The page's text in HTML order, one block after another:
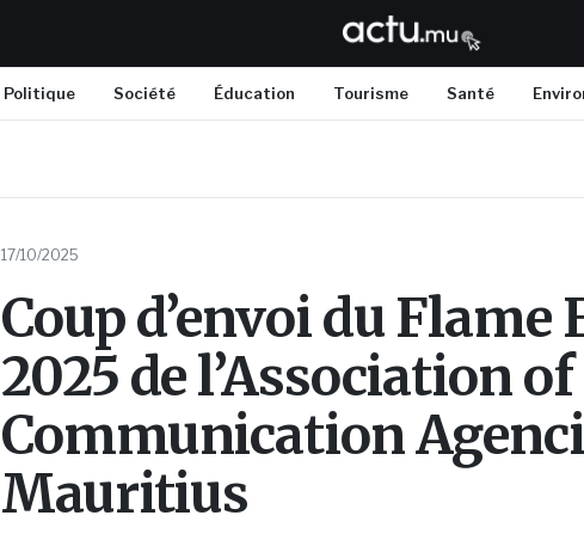
Politique Société Éducation Tourisme Santé
17/10/2025
Coup d’envoi du Flame
2025 de l’Association of
Communication
Mauritius